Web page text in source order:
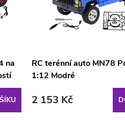
na
RC terénní auto MN78
1:12 Modré
2 153 Kč